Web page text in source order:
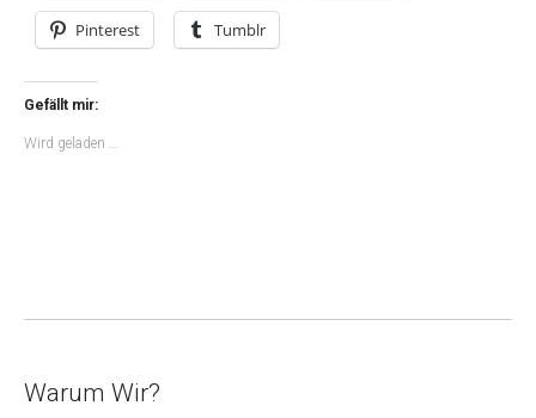
Pinterest Tumblr
Gefällt mir:
Wird geladen …
Warum Wir?